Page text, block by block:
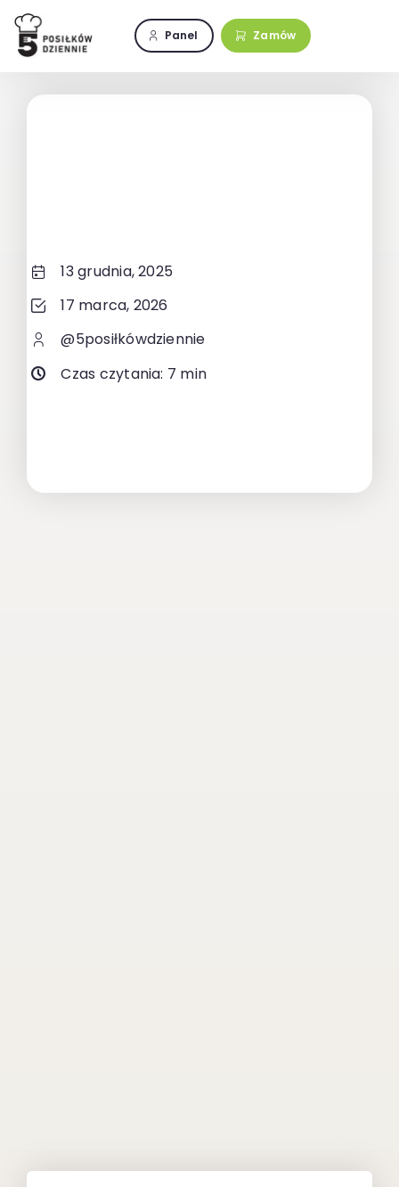
Przejdź
zawartości
Panel Zamów
13 grudnia, 2025
17 marca, 2026
@5posiłkówdziennie
Czas czytania: 7 min